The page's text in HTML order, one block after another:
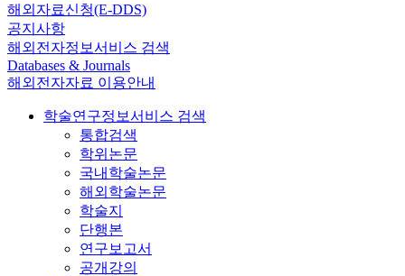
해외자료신청(E-DDS)
공지사항
해외전자정보서비스 검색
Databases & Journals
해외전자자료 이용안내
학술연구정보서비스 검색
통합검색
학위논문
국내학술논문
해외학술논문
학술지
단행본
연구보고서
공개강의